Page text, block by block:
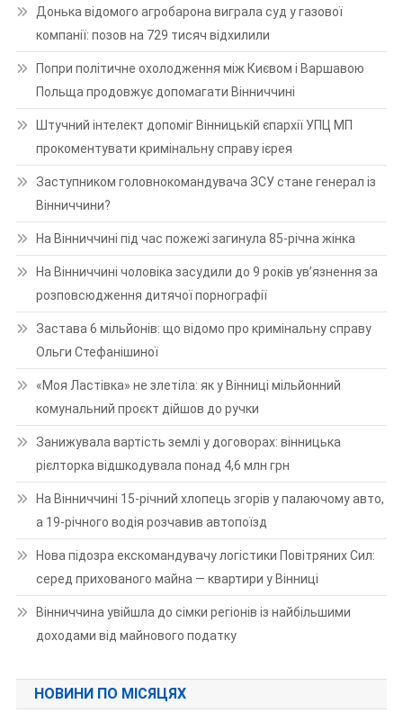
Донька відомого агробарона виграла суд у газової
компанії: позов на 729 тисяч відхилили
Попри політичне охолодження між Києвом і Варшавою
Польща продовжує допомагати Вінниччині
Штучний інтелект допоміг Вінницькій єпархії УПЦ МП
прокоментувати кримінальну справу ієрея
Заступником головнокомандувача ЗСУ стане генерал із
Вінниччини?
На Вінниччині під час пожежі загинула 85-річна жінка
На Вінниччині чоловіка засудили до 9 років ув’язнення за
розповсюдження дитячої порнографії
Застава 6 мільйонів: що відомо про кримінальну справу
Ольги Стефанішиної
«Моя Ластівка» не злетіла: як у Вінниці мільйонний
комунальний проєкт дійшов до ручки
Занижувала вартість землі у договорах: вінницька
рієлторка відшкодувала понад 4,6 млн грн
На Вінниччині 15-річний хлопець згорів у палаючому авто,
а 19-річного водія розчавив автопоїзд
Нова підозра екскомандувачу логістики Повітряних Сил:
серед прихованого майна — квартири у Вінниці
Вінниччина увійшла до сімки регіонів із найбільшими
доходами від майнового податку
НОВИНИ ПО МІСЯЦЯХ